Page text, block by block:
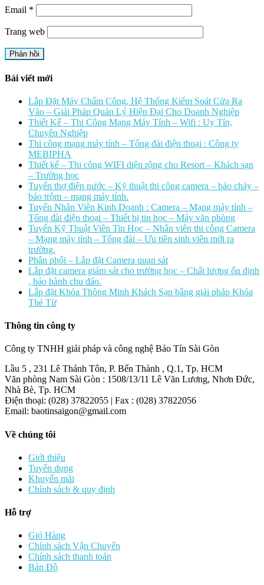
Email *
Trang web
Bài viết mới
Lắp Đặt Máy Chấm Công, Hệ Thống Kiểm Soát Cửa Ra
Vào – Giải Pháp Quản Lý Hiện Đại Cho Doanh Nghiệp
Thiết Kế – Thi Công Mạng Máy Tính – Wifi : Uy Tín,
Chuyên Nghiệp
Thi công mạng máy tính – Tổng đài điện thoại : Công ty
MEBIPHA
Thiết kế – Thi công WIFI diện rộng cho Resort – Khách sạn
– Trường học
Tuyển thợ điện nước – Kỹ thuật thi công camera – báo cháy –
báo trộm – mạng máy tính.
Tuyển Nhân Viên Kinh Doanh : Camera – Mạng máy tính –
Tổng đài điện thoại – Thiết bị tin học – Máy văn phòng
Tuyển Kỹ Thuật Viên Tin Học – Nhân viên thi công Camera
– Mạng máy tính – Tổng đài – Ưu tiên sinh viên mới ra
trường.
Phân phối – Lắp đặt Camera quan sát
Lắp đặt camera giám sát cho trường học – Chất lượng ổn định
, bảo hành chu đáo.
Lắp đặt Khóa Thông Minh Khách Sạn bằng giải pháp Khóa
Thẻ Từ
Thông tin công ty
Công ty TNHH giải pháp và công nghệ Bảo Tín Sài Gòn
Lầu 5 , 231 Lê Thánh Tôn, P. Bến Thành , Q.1, Tp. HCM
Văn phòng Nam Sài Gòn : 1508/13/11 Lê Văn Lương, Nhơn Đức,
Nhà Bè, Tp. HCM
Điện thoại: (028) 37822055 | Fax : (028) 37822056
Email: baotinsaigon@gmail.com
Về chúng tôi
Giới thiệu
Tuyển dụng
Khuyến mãi
Chính sách & quy định
Hỗ trợ
Giỏ Hàng
Chính sách Vận Chuyển
Chính sách thanh toán
Bản Đồ